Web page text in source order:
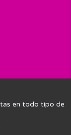
en todo tipo de